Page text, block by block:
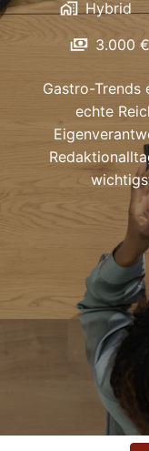
Hybrid
3.000
Gastro-Trends
echte